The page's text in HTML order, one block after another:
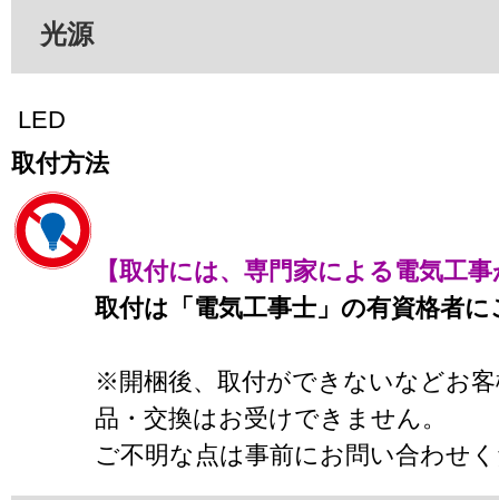
光源
LED
取付方法
【取付には、専門家による電気工
取付は「電気工事士」の有資格者
※開梱後、取付ができないなどお
品・交換はお受けできません。
ご不明な点は事前にお問い合わせ